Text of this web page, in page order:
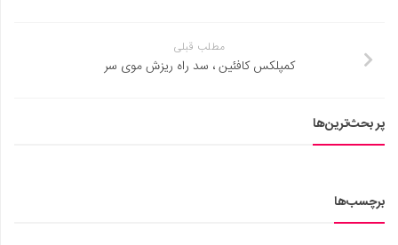
مطلب قبلی
کمپلکس کافئین ، سد راه ریزش موی سر
پر بحث‌ترین‌ها
برچسب‌ها